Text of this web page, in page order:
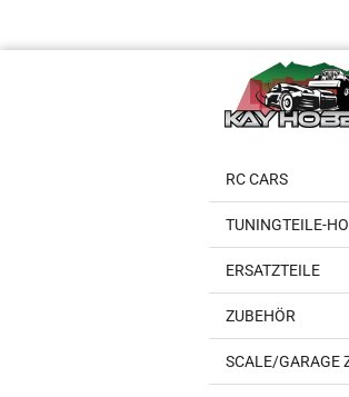
RC CARS
TUNINGTEILE-
ERSATZTEILE
ZUBEHÖR
SCALE/GARAGE